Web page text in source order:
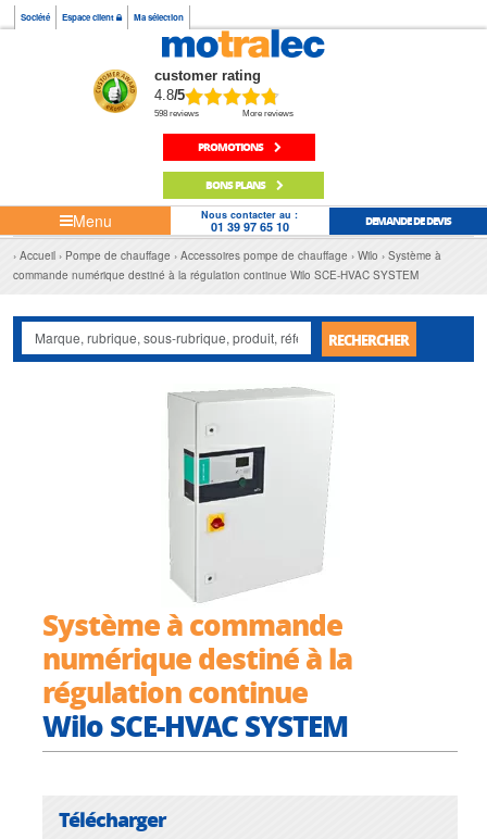
Société Espace client Ma sélection
customer rating
4.8/5
598 reviews More reviews
PROMOTIONS
BONS PLANS
Menu Nous contacter au :
01 39 97 65 10 DEMANDE DE DEVIS
Accueil Pompe de chauffage Accessoires pompe de chauffage Wilo
Système à
commande numérique destiné à la régulation continue Wilo SCE-HVAC SYSTEM
RECHERCHER
Système à commande
numérique destiné à la
régulation continue
Wilo SCE-HVAC SYSTEM
Télécharger